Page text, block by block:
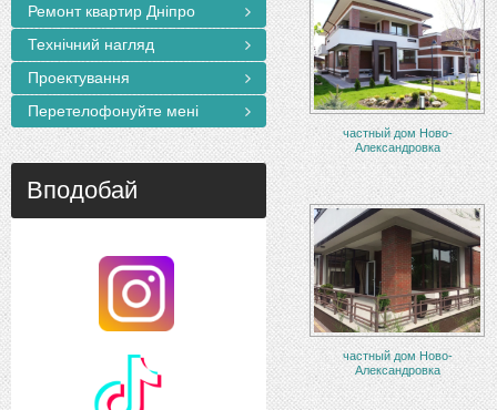
частный дом Ново-
Александровка
частный дом Ново-
Александровка
Ремонт квартир Дніпро
Технічний нагляд
Проектування
Перетелофонуйте мені
Вподобай